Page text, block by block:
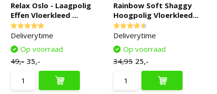
Relax Oslo - Laagpolig
Effen Vloerkleed ...
Deliverytime
Op voorraad
49,- 35,-
Rainbow Soft Shaggy
Hoogpolig Vloerkleed...
Deliverytime
Op voorraad
34,95 25,-